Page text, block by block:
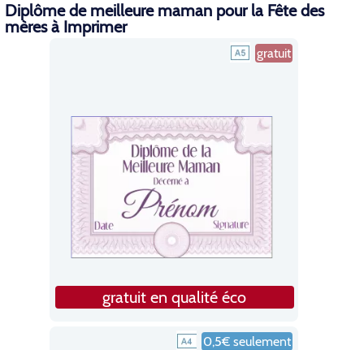
Diplôme de meilleure maman pour la Fête des
mères à Imprimer
gratuit
gratuit en qualité éco
0,5€ seulement